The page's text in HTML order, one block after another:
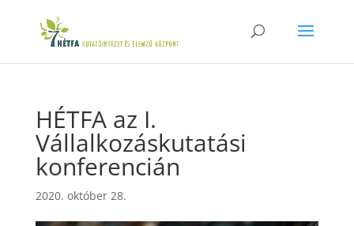
HÉTFA az I.
Vállalkozáskutatási
konferencián
2020. október 28.